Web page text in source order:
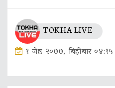
TOKHA LIVE
१ जेष्ठ २०७७, बिहीबार ०४:१५